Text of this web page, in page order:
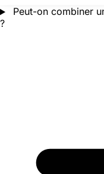
Peut-on combiner
?